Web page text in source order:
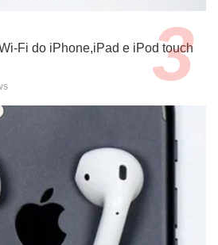
Fi do iPhone,iPad e iPod touch